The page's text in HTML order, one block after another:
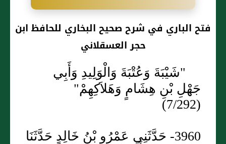
فتح الباري في شرح صحيح البخاري للحافظ ابن
حجر العسقلاني
"شَيْبَةَ وَعُتْبَةَ وَالْوَلِيدِ وَأَبِي
جَهْلِ بْنِ هِشَامٍ وَهَلاَكِهِمْ"
(7/292)
3960- حَدَّثَنِي عَمْرُو بْنُ خَالِدٍ حَدَّثَنَا